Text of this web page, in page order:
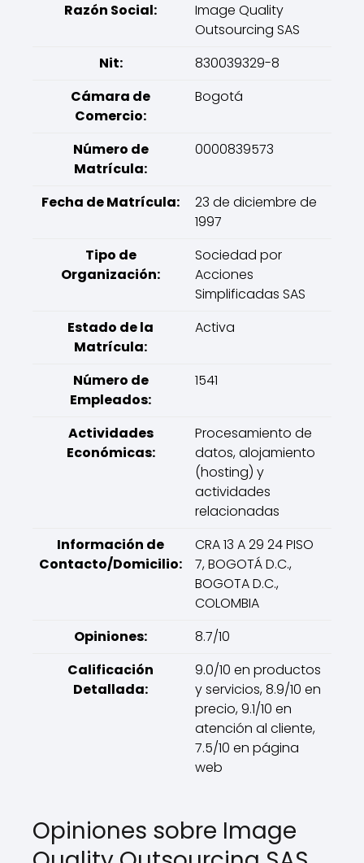
Razón Social:
Image Quality
Outsourcing SAS
Nit:
830039329-8
Cámara de
Comercio:
Bogotá
Número de
Matrícula:
0000839573
Fecha de Matrícula:
23 de diciembre de
1997
Tipo de
Organización:
Sociedad por
Acciones
Simplificadas SAS
Estado de la
Matrícula:
Activa
Número de
Empleados:
1541
Actividades
Económicas:
Procesamiento de
datos, alojamiento
(hosting) y
actividades
relacionadas
Información de
Contacto/Domicilio:
CRA 13 A 29 24 PISO
7, BOGOTÁ D.C.,
BOGOTA D.C.,
COLOMBIA
Opiniones:
8.7/10
Calificación
Detallada:
9.0/10 en productos
y servicios, 8.9/10 en
precio, 9.1/10 en
atención al cliente,
7.5/10 en página
web
Opiniones sobre Image